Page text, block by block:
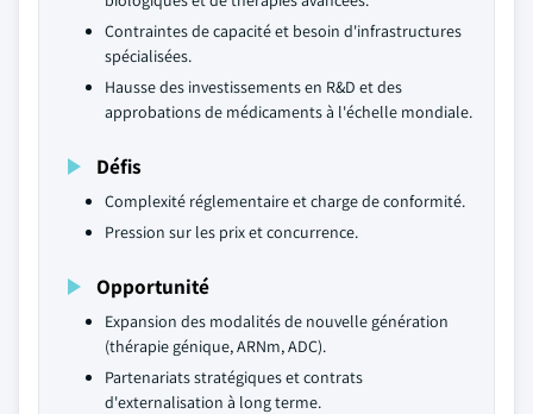
Contraintes de capacité et besoin d'infrastructures
spécialisées.
Hausse des investissements en R&D et des
approbations de médicaments à l'échelle mondiale.
Défis
Complexité réglementaire et charge de conformité.
Pression sur les prix et concurrence.
Opportunité
Expansion des modalités de nouvelle génération
(thérapie génique, ARNm, ADC).
Partenariats stratégiques et contrats
d'externalisation à long terme.